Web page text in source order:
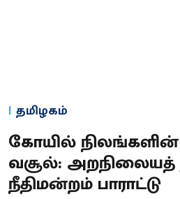
தமிழகம்
கோயில் நிலங்களின்
வசூல்: அறநிலையத்
நீதிமன்றம் பாராட்டு